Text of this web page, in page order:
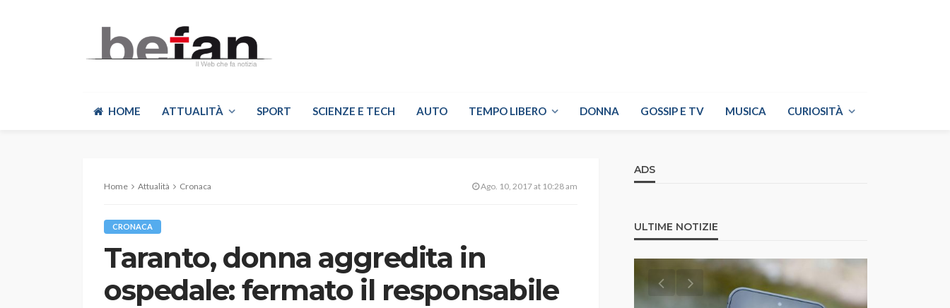
HOME ATTUALITÀ SPORT SCIENZE E TECH AUTO TEMPO LIBERO DONNA GOSSIP E TV MUSICA CURIOSITÀ
Home Attualità Cronaca Ago. 10, 2017 at 10:28 am
CRONACA
Taranto, donna aggredita in
ospedale: fermato il responsabile
ADS
ULTIME NOTIZIE